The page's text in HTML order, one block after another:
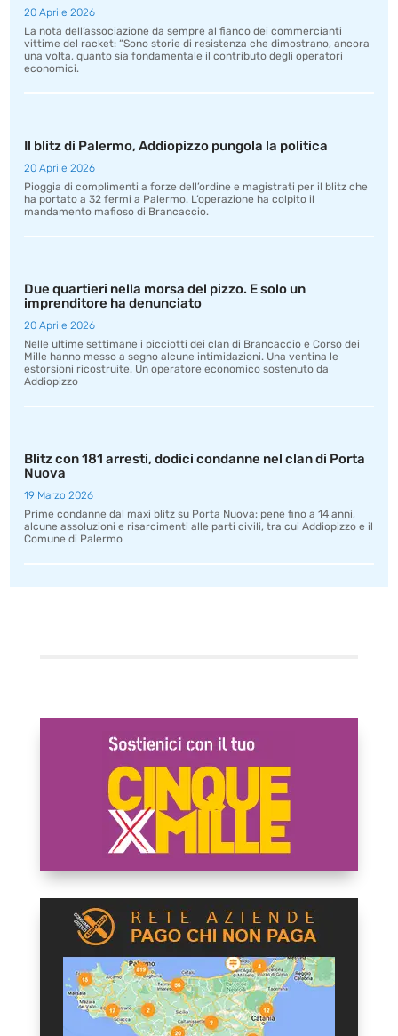
20 Aprile 2026
La nota dell’associazione da sempre al fianco dei commercianti
vittime del racket: “Sono storie di resistenza che dimostrano, ancora
una volta, quanto sia fondamentale il contributo degli operatori
economici.
Il blitz di Palermo, Addiopizzo pungola la politica
20 Aprile 2026
Pioggia di complimenti a forze dell’ordine e magistrati per il blitz che
ha portato a 32 fermi a Palermo. L’operazione ha colpito il
mandamento mafioso di Brancaccio.
Due quartieri nella morsa del pizzo. E solo un
imprenditore ha denunciato
20 Aprile 2026
Nelle ultime settimane i picciotti dei clan di Brancaccio e Corso dei
Mille hanno messo a segno alcune intimidazioni. Una ventina le
estorsioni ricostruite. Un operatore economico sostenuto da
Addiopizzo
Blitz con 181 arresti, dodici condanne nel clan di Porta
Nuova
19 Marzo 2026
Prime condanne dal maxi blitz su Porta Nuova: pene fino a 14 anni,
alcune assoluzioni e risarcimenti alle parti civili, tra cui Addiopizzo e il
Comune di Palermo